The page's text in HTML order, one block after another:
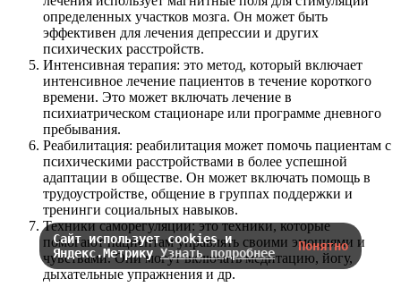
определенных участков мозга. Он может быть
эффективен для лечения депрессии и других
психических расстройств.
Интенсивная терапия: это метод, который включает
интенсивное лечение пациентов в течение короткого
времени. Это может включать лечение в
психиатрическом стационаре или программе дневного
пребывания.
Реабилитация: реабилитация может помочь пациентам с
психическими расстройствами в более успешной
адаптации в обществе. Он может включать помощь в
трудоустройстве, общение в группах поддержки и
тренинги социальных навыков.
Техники саморегуляции: это техники, которые
помогают пациентам управлять своими эмоциями и
чувствами. Они могут включать медитацию, йогу,
дыхательные упражнения и др.
Сайт использует cookies и
Яндекс.МетрикуУзнать подробнее Понятно